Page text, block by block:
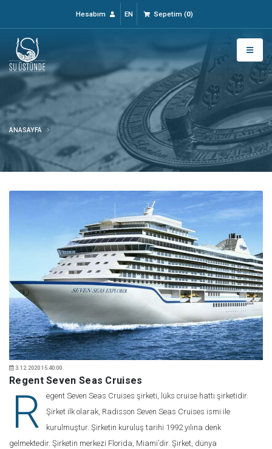
Hesabım EN Sepetim (0)
ANASAYFA
3.12.2020 15:40:00
Regent Seven Seas Cruises
R
egent Seven Seas Cruises şirketi, lüks cruise hattı şirketidir.
Şirket ilk olarak, Radisson Seven Seas Cruises ismi ile
kurulmuştur. Şirketin kuruluş tarihi 1992 yılına denk
gelmektedir. Şirketin merkezi Florida, Miami’dir. Şirket, dünya